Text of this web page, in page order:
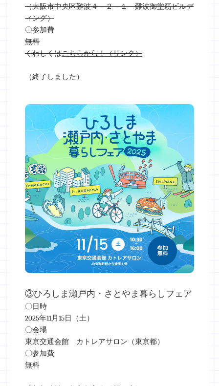
（大阪市中央区難波４－２－１ 難波御堂筋ビルデ
ィング）
〇参加費
無料
くわしくはこちらから！（リンク）
（終了しました）
③ひろしま瀬戸内・さとやま暮らしフェア
〇日時
2025年11月15日（土）
〇会場
東京交通会館 カトレアサロン（東京都）
〇参加費
無料